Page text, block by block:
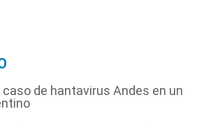
de hantavirus Andes en un